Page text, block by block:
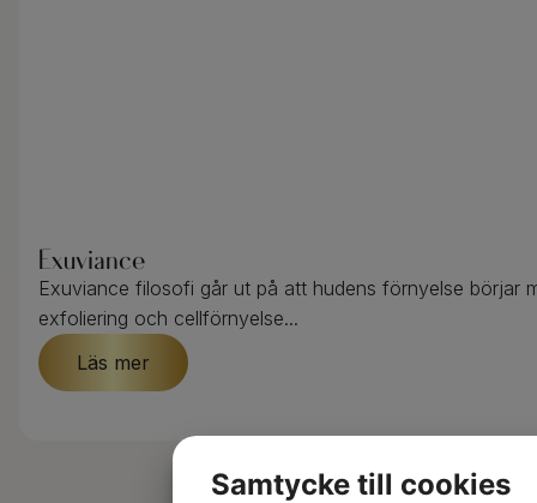
Exuviance
Exuviance filosofi går ut på att hudens förnyelse börjar
exfoliering och cellförnyelse...
Läs mer
Samtycke till cookies